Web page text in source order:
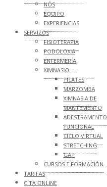
NÓS
EQUIPO
EXPERIENCIAS
SERVIZOS
FISIOTERAPIA
PODOLOXIA
ENFERMERÍA
XIMNASIO
PILATES
MARZOMBA
XIMNASIA DE
MANTEMENTO
ADESTRAMENTO
FUNCIONAL
CICLO VIRTUAL
STRETCHING
GAP
CURSOS E FORMACIÓN
TARIFAS
CITA ONLINE